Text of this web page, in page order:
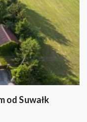
od Suwałk